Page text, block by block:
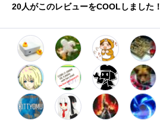
20人がこのレビューをCOOLしました！